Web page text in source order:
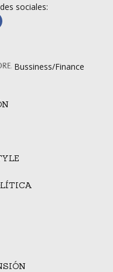
sociales:
Bussiness/Finance